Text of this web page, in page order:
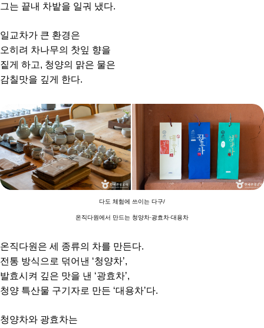
그는 끝내 차밭을 일궈 냈다.
일교차가 큰 환경은
오히려 차나무의 찻잎 향을
짙게 하고, 청양의 맑은 물은
감칠맛을 깊게 한다.
다도 체험에 쓰이는 다구/
온직다원에서 만드는 청양차·광효차·대용차
온직다원은 세 종류의 차를 만든다.
전통 방식으로 덖어낸 ‘청양차’,
발효시켜 깊은 맛을 낸 ‘광효차’,
청양 특산물 구기자로 만든 ‘대용차’다.
청양차와 광효차는